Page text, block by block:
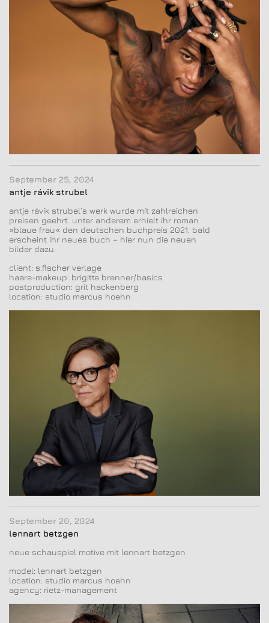
September 25, 2024
antje rávik strubel
antje rávik strubel`s werk wurde mit zahlreichen
preisen geehrt. unter anderem erhielt ihr roman
»blaue frau« den deutschen buchpreis 2021. bald
erscheint ihr neues buch – hier nun die neuen
bilder dazu.
client: s.fischer verlage
haare-makeup: brigitte brenner/basics
postproduction: grit hackenberg
location: studio marcus hoehn
September 20, 2024
lennart betzgen
neue schauspiel motive mit lennart betzgen
model: lennart betzgen
location: studio marcus hoehn
agency: rietz-management